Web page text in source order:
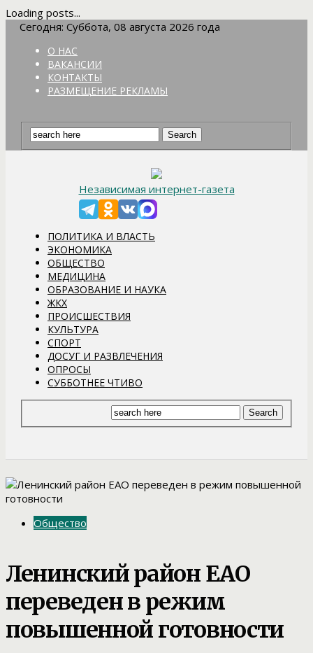
Loading posts...
Сегодня: Суббота, 08 августа 2026 года
О НАС
ВАКАНСИИ
КОНТАКТЫ
РАЗМЕЩЕНИЕ РЕКЛАМЫ
Независимая интернет-газета
ПОЛИТИКА И ВЛАСТЬ
ЭКОНОМИКА
ОБЩЕСТВО
МЕДИЦИНА
ОБРАЗОВАНИЕ И НАУКА
ЖКХ
ПРОИСШЕСТВИЯ
КУЛЬТУРА
СПОРТ
ДОСУГ И РАЗВЛЕЧЕНИЯ
ОПРОСЫ
СУББОТНЕЕ ЧТИВО
Общество
Ленинский район ЕАО
переведен в режим
повышенной готовности